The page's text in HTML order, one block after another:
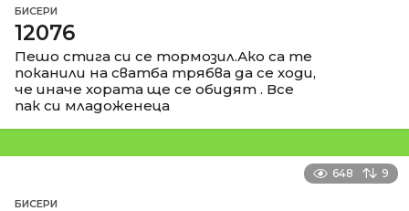
БИСЕРИ
12076
Пешо стига си се тормозил.Ако са те
поканили на сватба трябва да се ходи,
че иначе хората ще се обидят . Все
пак си младоженеца
648 9
БИСЕРИ